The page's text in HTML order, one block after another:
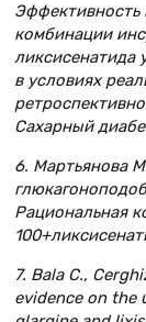
Эффективность
комбинации
ликсисенатида
в условиях
Сахарный
6. Мартьянова
Рациональная
7. Bala C.,
evidence on the